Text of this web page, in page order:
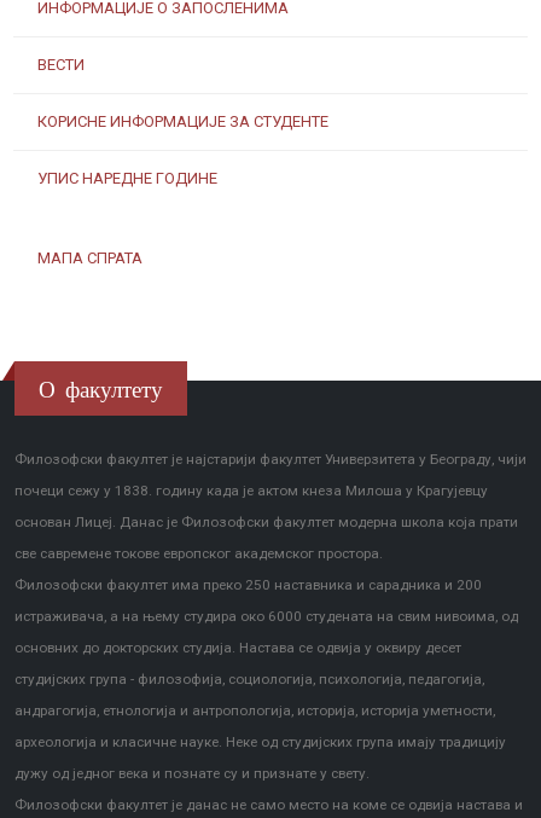
ИНФОРМАЦИЈЕ О ЗАПОСЛЕНИМА
ВЕСТИ
КОРИСНЕ ИНФОРМАЦИЈЕ ЗА СТУДЕНТЕ
УПИС НАРЕДНЕ ГОДИНЕ
МАПА СПРАТА
О факултету
Филозофски факултет је најстарији факултет Универзитета у Београду, чији
почеци сежу у 1838. годину када је актом кнеза Милоша у Крагујевцу
основан Лицеј. Данас је Филозофски факултет модерна школа која прати
све савремене токове европског академског простора.
Филозофски факултет има преко 250 наставника и сарадника и 200
истраживача, а на њему студира око 6000 студената на свим нивоима, од
основних до докторских студија. Настава се одвија у оквиру десет
студијских група - филозофија, социологија, психологија, педагогија,
андрагогија, етнологија и антропологија, историја, историја уметности,
археологија и класичне науке. Неке од студијских група имају традицију
дужу од једног века и познате су и признате у свету.
Филозофски факултет је данас не само место на коме се одвија настава и